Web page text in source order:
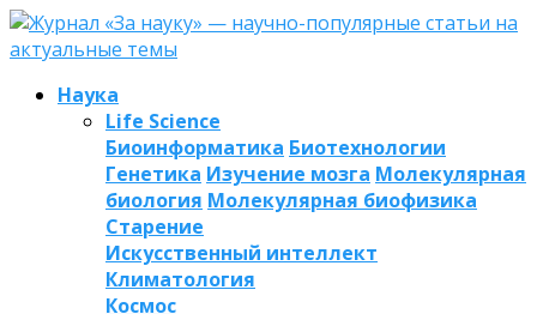
Наука
Life Science
Биоинформатика Биотехнологии
Генетика Изучение мозга Молекулярная
биология Молекулярная биофизика
Старение
Искусственный интеллект
Климатология
Космос